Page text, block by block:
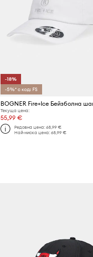
-18%
-5%* с код: FS
Текуща цена:
55,99 €
Редовна цена: 68,99 €
Най-ниска цена: 68,99 €